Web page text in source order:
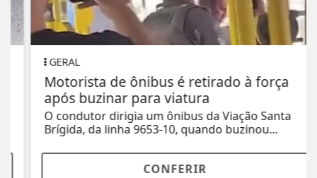
GERAL
Motorista de ônibus é retirado à força
após buzinar para viatura
O condutor dirigia um ônibus da Viação Santa
Brígida, da linha 9653-10, quando buzinou...
CONFERIR